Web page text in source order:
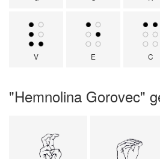
V E C
"Hemnolina Gorovec"